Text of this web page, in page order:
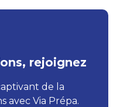
rejoignez
de la
avec Via Prépa.